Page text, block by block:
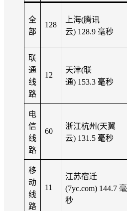
全
部
128
上海(腾讯
云) 128.9 毫秒
联
通
线
路
12
天津(联
通) 153.3 毫秒
电
信
线
路
60
浙江杭州(天翼
云) 131.5 毫秒
移
动
线
路
11
江苏宿迁
(7yc.com) 144.7 毫
秒